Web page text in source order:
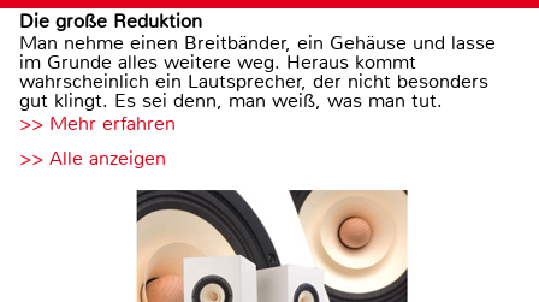
Die große Reduktion
Man nehme einen Breitbänder, ein Gehäuse und lasse
im Grunde alles weitere weg. Heraus kommt
wahrscheinlich ein Lautsprecher, der nicht besonders
gut klingt. Es sei denn, man weiß, was man tut.
>> Mehr erfahren
>> Alle anzeigen